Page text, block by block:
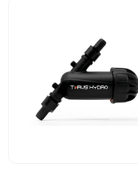
kilitlenmelerinin önüne
bitkiler demektir.
Özellikleri: